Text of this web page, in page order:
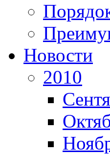
Новости
2010